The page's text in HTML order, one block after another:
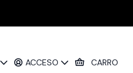
ACCESO CARRO